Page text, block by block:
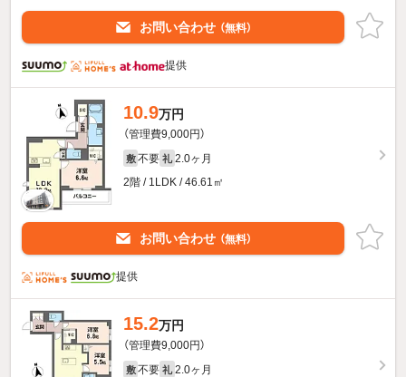
お問い合わせ （無料）
提供
10.9万円
（管理費9,000円）
敷 不要 礼 2.0ヶ月
2階 / 1LDK / 46.61㎡
お問い合わせ （無料）
提供
15.2万円
（管理費9,000円）
敷 不要 礼 2.0ヶ月